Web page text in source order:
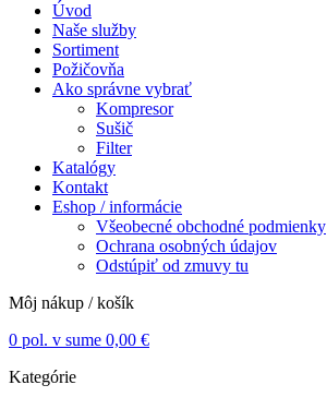
Úvod
Naše služby
Sortiment
Požičovňa
Ako správne vybrať
Kompresor
Sušič
Filter
Katalógy
Kontakt
Eshop / informácie
Všeobecné obchodné podmienky
Ochrana osobných údajov
Odstúpiť od zmuvy tu
Môj nákup / košík
0 pol. v sume 0,00 €
Kategórie